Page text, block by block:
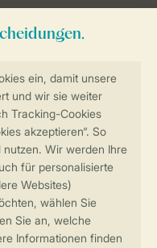
Privatsphäre
Buchung